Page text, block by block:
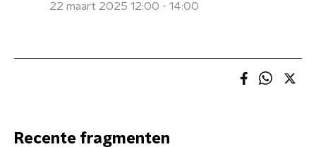
22 maart 2025 12:00 - 14:00
Recente fragmenten